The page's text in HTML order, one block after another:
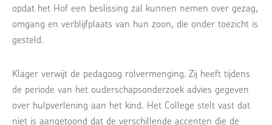
opdat het Hof een beslissing zal kunnen nemen over gezag,
omgang en verblijfplaats van hun zoon, die onder toezicht is
gesteld.
Klager verwijt de pedagoog rolvermenging. Zij heeft tijdens
de periode van het ouderschapsonderzoek advies gegeven
over hulpverlening aan het kind. Het College stelt vast dat
niet is aangetoond dat de verschillende accenten die de